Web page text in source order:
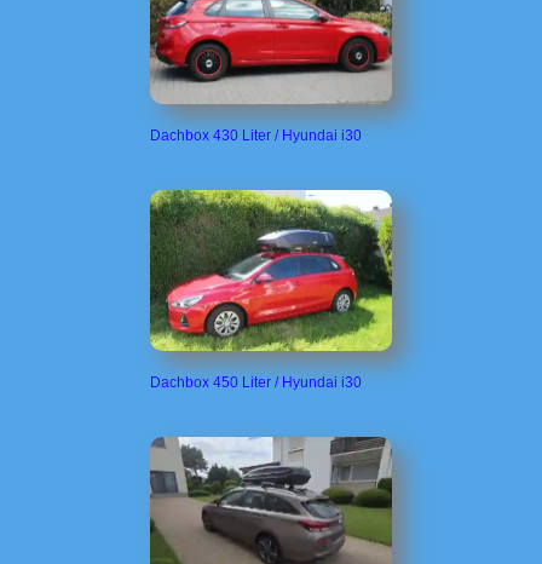
Dachbox 430 Liter / Hyundai i30
Dachbox 450 Liter / Hyundai i30